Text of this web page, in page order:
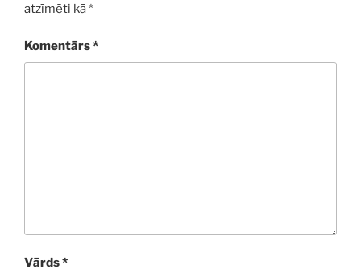
atzīmēti kā*
Komentārs*
Vārds*